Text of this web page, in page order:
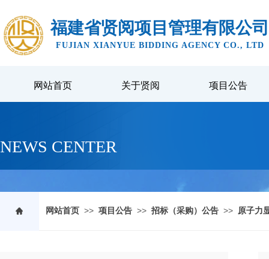
福建省贤阅项目管理有限公司
FUJIAN XIANYUE BIDDING AGENCY CO., LTD
网站首页 关于贤阅 项目公告
NEWS CENTER
网站首页 >> 项目公告 >> 招标（采购）公告 >> 原子力